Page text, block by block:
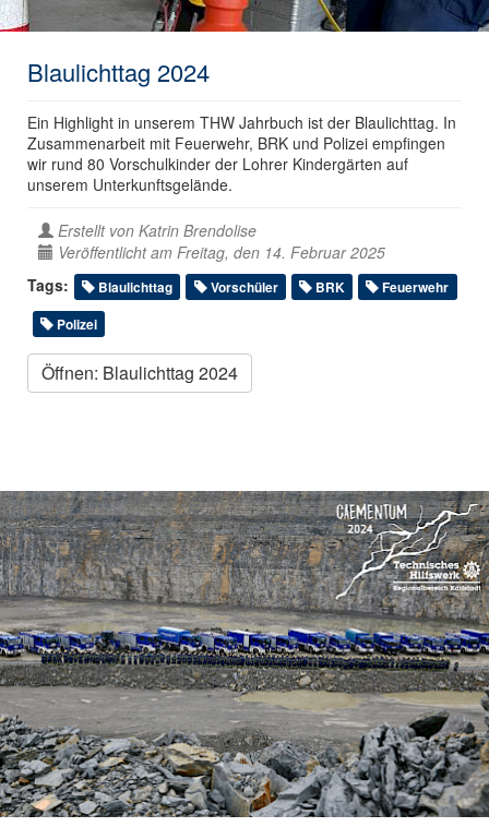
Blaulichttag 2024
Ein Highlight in unserem THW Jahrbuch ist der Blaulichttag. In
Zusammenarbeit mit Feuerwehr, BRK und Polizei empfingen
wir rund 80 Vorschulkinder der Lohrer Kindergärten auf
unserem Unterkunftsgelände.
Erstellt von Katrin Brendolise
Veröffentlicht am Freitag, den 14. Februar 2025
Tags:
Blaulichttag Vorschüler BRK
Feuerwehr
Polizei
Öffnen: Blaulichttag 2024